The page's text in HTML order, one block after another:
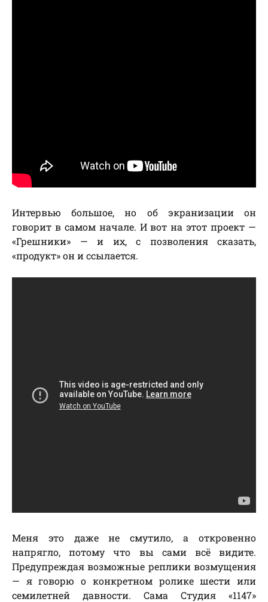
Интервью большое, но об экранизации он
говорит в самом начале. И вот на этот проект —
«Грешники» — и их, с позволения сказать,
«продукт» он и ссылается.
Меня это даже не смутило, а откровенно
напрягло, потому что вы сами всё видите.
Предупреждая возможные реплики возмущения
— я говорю о конкретном ролике шести или
семилетней давности. Сама Студия «1147»